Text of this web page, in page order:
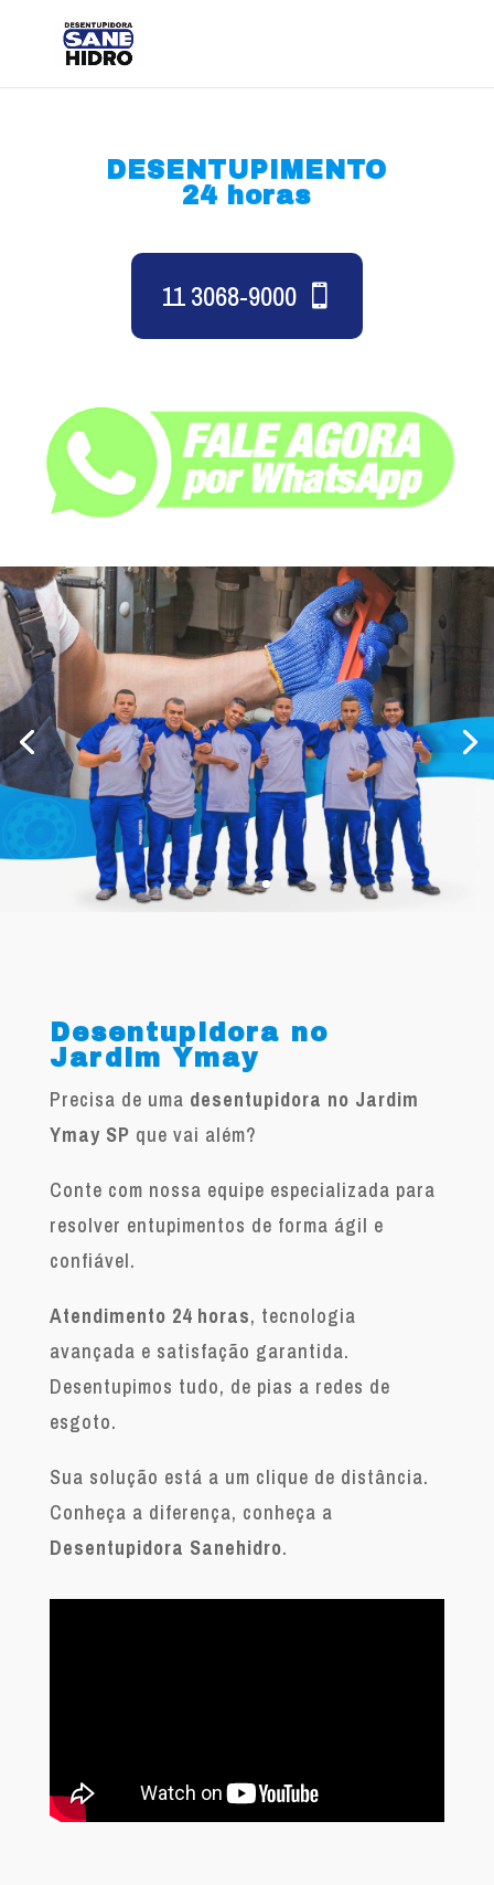
DESENTUPIMENTO
24 horas
11 3068-9000
Desentupidora no
Jardim Ymay
Precisa de uma desentupidora no Jardim
Ymay SP que vai além?
Conte com nossa equipe especializada para
resolver entupimentos de forma ágil e
confiável.
Atendimento 24 horas, tecnologia
avançada e satisfação garantida.
Desentupimos tudo, de pias a redes de
esgoto.
Sua solução está a um clique de distância.
Conheça a diferença, conheça a
Desentupidora Sanehidro.